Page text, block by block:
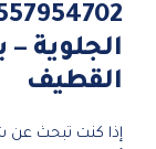
الجلوية
القطيف
إذا كنت تبحث عن